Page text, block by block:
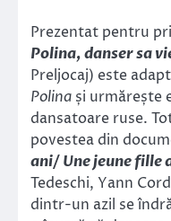
Prezentat pentru
Polina, danser sa
Preljocaj) este
Polina și urmărește
dansatoare ruse.
povestea din
ani/ Une jeune fille
Tedeschi, Yann
dintr-un azil se